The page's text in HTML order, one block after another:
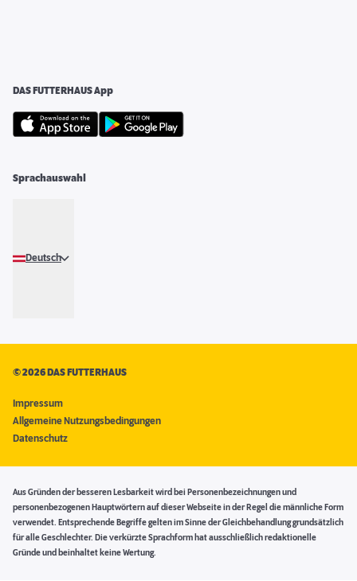
DAS FUTTERHAUS App
Sprachauswahl
Deutsch
©2026 DAS FUTTERHAUS
Impressum
Allgemeine Nutzungsbedingungen
Datenschutz
Aus Gründen der besseren Lesbarkeit wird bei Personenbezeichnungen und
personenbezogenen Hauptwörtern auf dieser Webseite in der Regel die männliche Form
verwendet. Entsprechende Begriffe gelten im Sinne der Gleichbehandlung grundsätzlich
für alle Geschlechter. Die verkürzte Sprachform hat ausschließlich redaktionelle
Gründe und beinhaltet keine Wertung.